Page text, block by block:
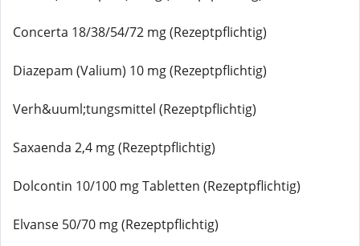
Concerta 18/38/54/72 mg (Rezeptpflichtig)
Diazepam (Valium) 10 mg (Rezeptpflichtig)
Verh&uuml;tungsmittel (Rezeptpflichtig)
Saxaenda 2,4 mg (Rezeptpflichtig)
Dolcontin 10/100 mg Tabletten (Rezeptpflichtig)
Elvanse 50/70 mg (Rezeptpflichtig)